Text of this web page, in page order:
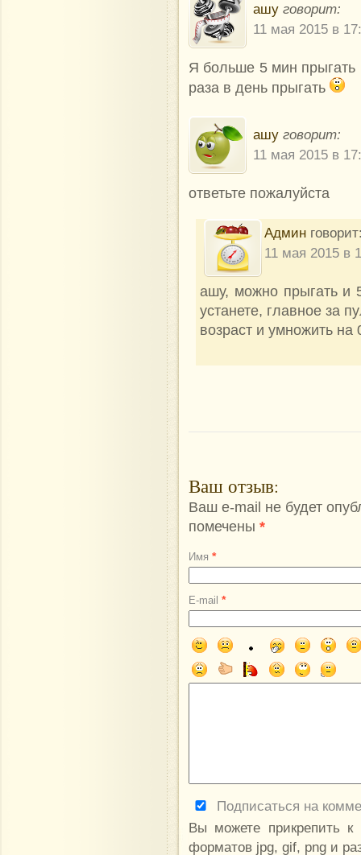
ашу говорит:
11 мая 2015 в
Я больше 5 мин
раза в день прыгать
ашу говорит:
11 мая 2015 в
ответьте пожалуйста
Админ
11 мая 2015 в
ашу, можно прыгать и
устанете, главное за
возраст и умножить на
Ваш отзыв:
Ваш e-mail не будет
помечены *
Имя *
E-mail *
Подписаться на
Вы можете прикрепить
форматов jpg, gif, png и